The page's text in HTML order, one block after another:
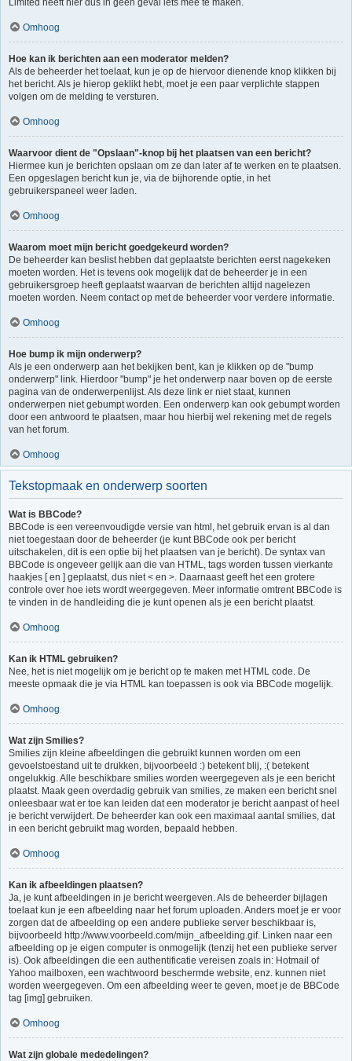
Limited heeft hier dus in geen geval iets mee te maken.
Omhoog
Hoe kan ik berichten aan een moderator melden?
Als de beheerder het toelaat, kun je op de hiervoor dienende knop klikken bij
het bericht. Als je hierop geklikt hebt, moet je een paar verplichte stappen
volgen om de melding te versturen.
Omhoog
Waarvoor dient de "Opslaan"-knop bij het plaatsen van een bericht?
Hiermee kun je berichten opslaan om ze dan later af te werken en te plaatsen.
Een opgeslagen bericht kun je, via de bijhorende optie, in het
gebruikerspaneel weer laden.
Omhoog
Waarom moet mijn bericht goedgekeurd worden?
De beheerder kan beslist hebben dat geplaatste berichten eerst nagekeken
moeten worden. Het is tevens ook mogelijk dat de beheerder je in een
gebruikersgroep heeft geplaatst waarvan de berichten altijd nagelezen
moeten worden. Neem contact op met de beheerder voor verdere informatie.
Omhoog
Hoe bump ik mijn onderwerp?
Als je een onderwerp aan het bekijken bent, kan je klikken op de "bump
onderwerp" link. Hierdoor "bump" je het onderwerp naar boven op de eerste
pagina van de onderwerpenlijst. Als deze link er niet staat, kunnen
onderwerpen niet gebumpt worden. Een onderwerp kan ook gebumpt worden
door een antwoord te plaatsen, maar hou hierbij wel rekening met de regels
van het forum.
Omhoog
Tekstopmaak en onderwerp soorten
Wat is BBCode?
BBCode is een vereenvoudigde versie van html, het gebruik ervan is al dan
niet toegestaan door de beheerder (je kunt BBCode ook per bericht
uitschakelen, dit is een optie bij het plaatsen van je bericht). De syntax van
BBCode is ongeveer gelijk aan die van HTML, tags worden tussen vierkante
haakjes [ en ] geplaatst, dus niet < en >. Daarnaast geeft het een grotere
controle over hoe iets wordt weergegeven. Meer informatie omtrent BBCode is
te vinden in de handleiding die je kunt openen als je een bericht plaatst.
Omhoog
Kan ik HTML gebruiken?
Nee, het is niet mogelijk om je bericht op te maken met HTML code. De
meeste opmaak die je via HTML kan toepassen is ook via BBCode mogelijk.
Omhoog
Wat zijn Smilies?
Smilies zijn kleine afbeeldingen die gebruikt kunnen worden om een
gevoelstoestand uit te drukken, bijvoorbeeld :) betekent blij, :( betekent
ongelukkig. Alle beschikbare smilies worden weergegeven als je een bericht
plaatst. Maak geen overdadig gebruik van smilies, ze maken een bericht snel
onleesbaar wat er toe kan leiden dat een moderator je bericht aanpast of heel
je bericht verwijdert. De beheerder kan ook een maximaal aantal smilies, dat
in een bericht gebruikt mag worden, bepaald hebben.
Omhoog
Kan ik afbeeldingen plaatsen?
Ja, je kunt afbeeldingen in je bericht weergeven. Als de beheerder bijlagen
toelaat kun je een afbeelding naar het forum uploaden. Anders moet je er voor
zorgen dat de afbeelding op een andere publieke server beschikbaar is,
bijvoorbeeld http://www.voorbeeld.com/mijn_afbeelding.gif. Linken naar een
afbeelding op je eigen computer is onmogelijk (tenzij het een publieke server
is). Ook afbeeldingen die een authentificatie vereisen zoals in: Hotmail of
Yahoo mailboxen, een wachtwoord beschermde website, enz. kunnen niet
worden weergegeven. Om een afbeelding weer te geven, moet je de BBCode
tag [img] gebruiken.
Omhoog
Wat zijn globale mededelingen?